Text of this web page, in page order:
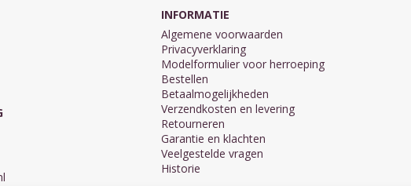
INFORMATIE
Algemene voorwaarden
Privacyverklaring
Modelformulier voor herroeping
Bestellen
Betaalmogelijkheden
Verzendkosten en levering
Retourneren
Garantie en klachten
Veelgestelde vragen
Historie